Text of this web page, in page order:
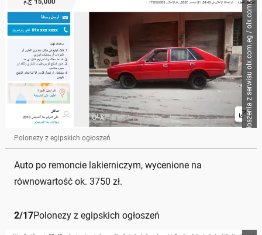
Zrzut ogłoszenia z serwisu olx.com.eg / olx.com.eg
Polonezy z egipskich ogłoszeń
Auto po remoncie lakierniczym, wycenione na
równowartość ok. 3750 zł.
2/17Polonezy z egipskich ogłoszeń